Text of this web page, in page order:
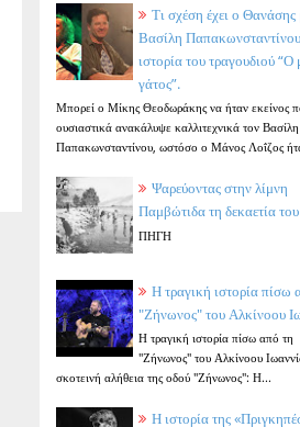
Τι σχέση έχει ο Θανάσης
Βασίλη
ιστορία του τραγουδιού “Ο
γάτος”.
Μπορεί ο Μίκης Θεοδωράκης να ήταν εκείνος
ουσιαστικά ανακάλυψε καλλιτεχνικά τον Βασίλη
Παπακωνσταντίνου, ωστόσο ο Μάνος Λοΐζος
Ψαρεύοντας στην λίμνη
Παμβώτιδα τη δεκαετία
ΠΗΓΗ
Η τραγική ιστορία πίσω
"Ζήνωνος" του Αλκίνοου
Η τραγική ιστορία πίσω από τη
"Ζήνωνος" του Αλκίνοου
σκοτεινή αλήθεια της οδού "Ζήνωνος": Η...
Η ιστορία της